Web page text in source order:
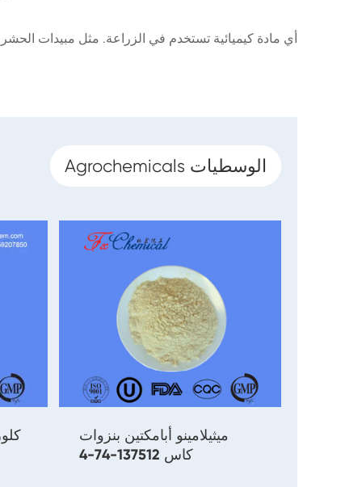
أي مادة كيميائية تستخدم في الزراعة. مثل مبيدات
Agrochemicals الوسطيات
ميثيلامينو أبامكتين بنزوات
كاس 137512-74-4